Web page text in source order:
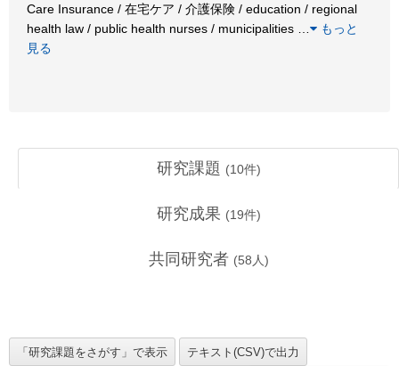
Care Insurance / 在宅ケア / 介護保険 / education / regional
health law / public health nurses / municipalities
もっと
見る
研究課題 (10件)
研究成果 (19件)
共同研究者 (58 人)